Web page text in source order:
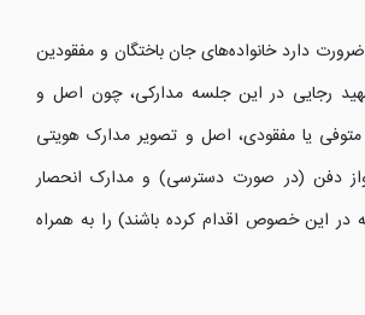
دارد خانواده‌های جان باختگان و مفقودین
شهید رجایی در این جلسه مدارکی، چون اصل و
یا مفقودی، اصل و تصویر مدارک هویتی
دفن (در صورت دسترسی) و مدارک انحصار
این خصوص اقدام کرده باشند) را به همراه